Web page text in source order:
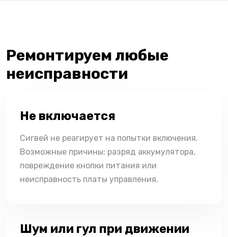
Ремонтируем любые
неисправности
Не включается
Сигвей не реагирует на попытки включения.
Возможные причины: разряд аккумулятора,
повреждение кнопки питания или
неисправность платы управления.
Шум или гул при движении